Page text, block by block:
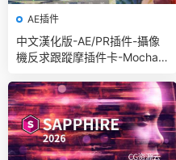
AE插件
中文漢化版-AE/PR插件-攝像
機反求跟蹤摩插件卡-Mocha P